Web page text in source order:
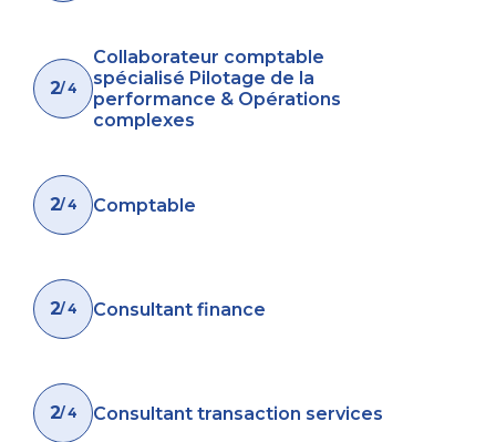
2/ 4
Collaborateur comptable
spécialisé Pilotage de la
performance & Opérations
complexes
2/ 4 Comptable
2/ 4 Consultant finance
2/ 4 Consultant transaction services